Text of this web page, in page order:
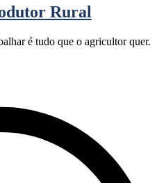
Rural
é tudo que o agricultor quer.